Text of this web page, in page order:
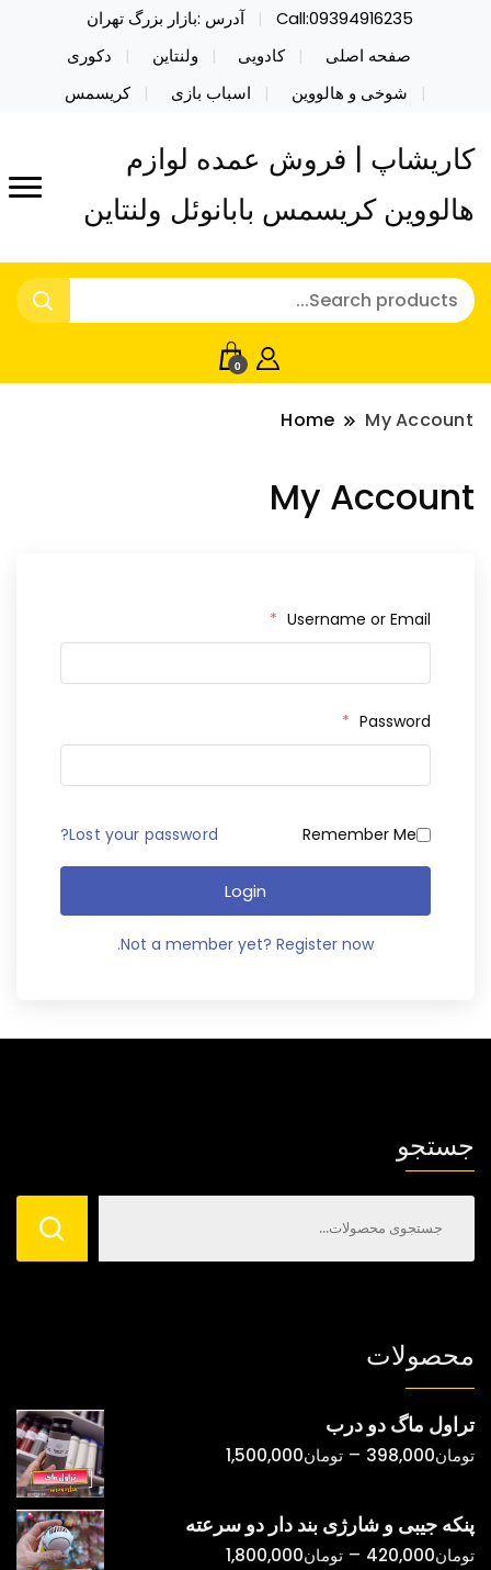
Call:09394916235
آدرس :بازار بزرگ تهران
صفحه اصلی
کادویی ولنتاین
دکوری
شوخی و هالووین
اسباب بازی کریسمس
کاریشاپ | فروش عمده لوازم
هالووین کریسمس بابانوئل ولنتاین
0
Home My Account
My Account
Username or Email
*
Password
*
Remember Me
Lost your password?
Login
Not a member yet? Register now.
جستجو
محصولات
تراول ماگ دو درب
تومان398,000
– تومان1,500,000محدوده
تا
پنکه جیبی و شارژی بند دار دو سرعته
تومان420,000
– تومان1,800,000محدوده